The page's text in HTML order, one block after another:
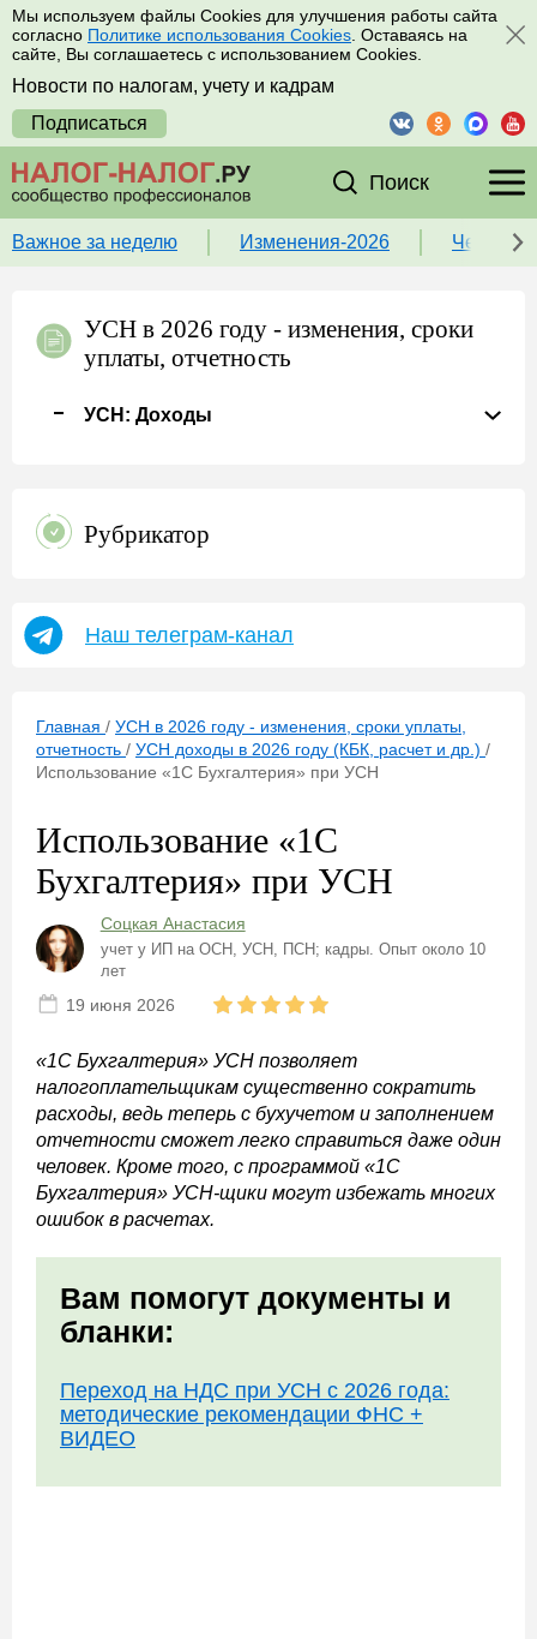
Мы используем файлы Cookies для улучшения работы сайта
согласно Политике использования Cookies . Оставаясь на
сайте, Вы соглашаетесь с использованием Cookies.
Новости по налогам, учету и кадрам
Подписаться
Поиск
Важное за неделю Изменения-2026 Чек-
УСН в 2026 году - изменения, сроки
уплаты, отчетность
УСН: Доходы
Рубрикатор
Наш телеграм-канал
Главная / УСН в 2026 году - изменения, сроки уплаты,
отчетность / УСН доходы в 2026 году (КБК, расчет и др.) /
Использование «1С Бухгалтерия» при УСН
Использование «1С
Бухгалтерия» при УСН
Соцкая Анастасия
учет у ИП на ОСН, УСН, ПСН; кадры. Опыт около 10
лет
19 июня 2026
«1С Бухгалтерия» УСН позволяет
налогоплательщикам существенно сократить
расходы, ведь теперь с бухучетом и заполнением
отчетности сможет легко справиться даже один
человек. Кроме того, с программой «1С
Бухгалтерия» УСН-щики могут избежать многих
ошибок в расчетах.
Вам помогут документы и
бланки:
Переход на НДС при УСН с 2026 года:
методические рекомендации ФНС +
ВИДЕО